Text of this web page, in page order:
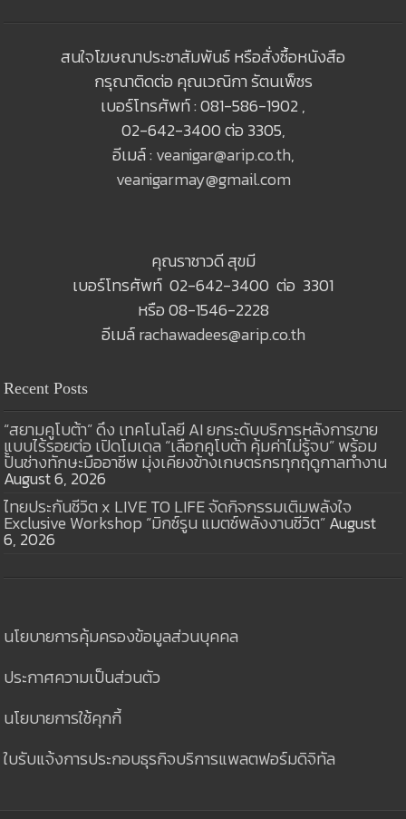
สนใจโฆษณาประชาสัมพันธ์ หรือสั่งซื้อหนังสือ
กรุณาติดต่อ คุณเวณิกา รัตนเพ็ชร
เบอร์โทรศัพท์ : 081-586-1902 ,
02-642-3400 ต่อ 3305,
อีเมล์ : veanigar@arip.co.th,
veanigarmay@gmail.com
คุณราชาวดี สุขมี
เบอร์โทรศัพท์ 02-642-3400 ต่อ 3301
หรือ 08-1546-2228
อีเมล์rachawadees@arip.co.th
Recent Posts
“สยามคูโบต้า” ดึง เทคโนโลยี AI ยกระดับบริการหลังการขาย
แบบไร้รอยต่อ เปิดโมเดล “เลือกคูโบต้า คุ้มค่าไม่รู้จบ” พร้อม
ปั้นช่างทักษะมืออาชีพ มุ่งเคียงข้างเกษตรกรทุกฤดูกาลทำงาน
August 6, 2026
ไทยประกันชีวิต x LIVE TO LIFE จัดกิจกรรมเติมพลังใจ
Exclusive Workshop “มิกซ์รูน แมตช์พลังงานชีวิต”August
6, 2026
นโยบายการคุ้มครองข้อมูลส่วนบุคคล
ประกาศความเป็นส่วนตัว
นโยบายการใช้คุกกี้
ใบรับแจ้งการประกอบธุรกิจบริการแพลตฟอร์มดิจิทัล